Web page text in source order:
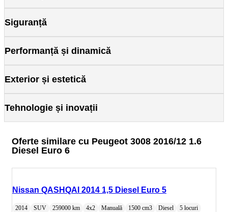
Siguranță
Performanță și dinamică
Exterior și estetică
Tehnologie și inovații
Oferte similare cu Peugeot 3008 2016/12 1.6
Diesel Euro 6
Nissan QASHQAI 2014 1,5 Diesel Euro 5
2014 SUV 259000 km 4x2 Manuală 1500 cm3 Diesel 5 locuri